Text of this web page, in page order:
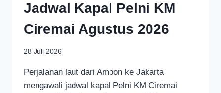
Jadwal Kapal Pelni KM
Ciremai Agustus 2026
28 Juli 2026
Perjalanan laut dari Ambon ke Jakarta
mengawali jadwal kapal Pelni KM Ciremai